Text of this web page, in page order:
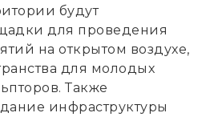
будут
для проведения
на открытом воздухе,
для молодых
Также
инфраструктуры